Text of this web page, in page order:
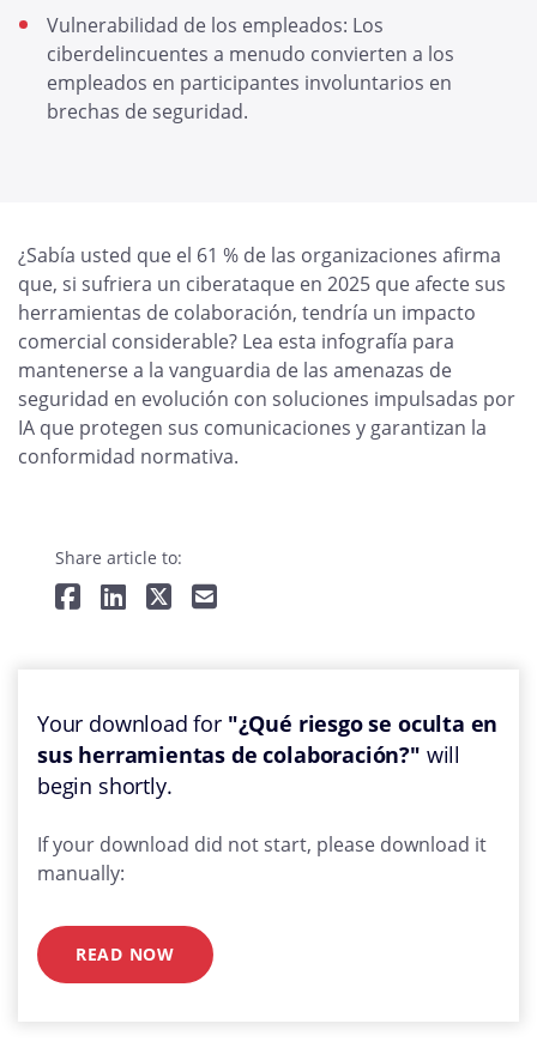
Vulnerabilidad de los empleados: Los
ciberdelincuentes a menudo convierten a los
empleados en participantes involuntarios en
brechas de seguridad.
¿Sabía usted que el 61 % de las organizaciones afirma
que, si sufriera un ciberataque en 2025 que afecte sus
herramientas de colaboración, tendría un impacto
comercial considerable? Lea esta infografía para
mantenerse a la vanguardia de las amenazas de
seguridad en evolución con soluciones impulsadas por
IA que protegen sus comunicaciones y garantizan la
conformidad normativa.
Share article to:
Your download for "¿Qué riesgo se oculta en
sus herramientas de colaboración?" will
begin shortly.
If your download did not start, please download it
manually:
READ NOW